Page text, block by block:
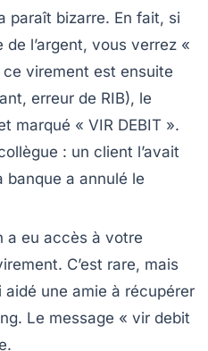
paraît bizarre. En fait, si
de l’argent, vous verrez «
ce virement est ensuite
erreur de RIB), le
marqué « VIR DEBIT ».
: un client l’avait
banque a annulé le
a eu accès à votre
C’est rare, mais
aidé une amie à récupérer
Le message « vir debit